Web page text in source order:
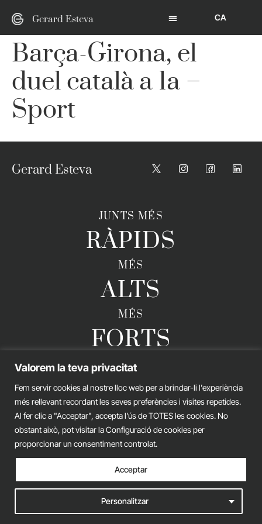
Valorem la teva privacitat
Fem servir cookies al nostre lloc web per a brindar-li l'experiència
més rellevant recordant les seves preferències i visites repetides.
Al fer clic a "Acceptar", accepta l'ús de TOTES les cookies. No
obstant això, pot visitar la Configuració de cookies per
proporcionar un consentiment controlat.
Personalitzar
Acceptar
Gerard Esteva CA
Barça-Girona, el
duel català a 1a –
Sport
Gerard Esteva
JUNTS MÉS
RÀPIDS
MÉS
ALTS
MÉS
FORTS
GERARD ESTEVA © 2026. TOTS ELS DRETS RESERVATS
Avís legalPolítica de privacitat Política de cookies
iònic.web